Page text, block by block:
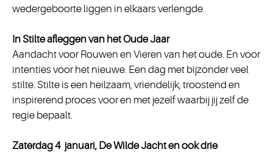
wedergeboorte liggen in elkaars verlengde.
In Stilte afleggen van het Oude Jaar
Aandacht voor Rouwen en Vieren van het oude. En voor
intenties voor het nieuwe. Een dag met bijzonder veel
stilte. Stilte is een heilzaam, vriendelijk, troostend en
inspirerend proces voor en met jezelf waarbij jij zelf de
regie bepaalt.
Zaterdag 4 januari, De Wilde Jacht en ook drie